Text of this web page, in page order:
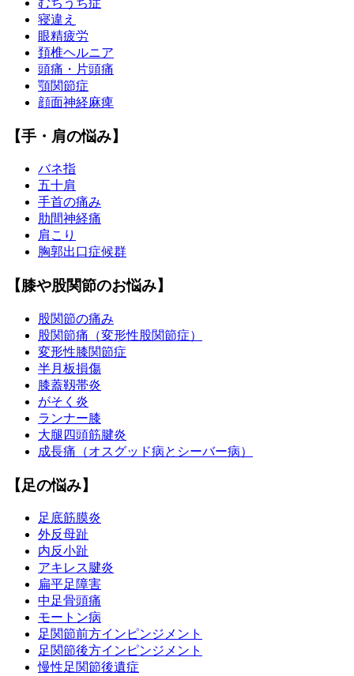
むちうち症
寝違え
眼精疲労
頚椎ヘルニア
頭痛・片頭痛
顎関節症
顔面神経麻痺
【手・肩の悩み】
バネ指
五十肩
手首の痛み
肋間神経痛
肩こり
胸郭出口症候群
【膝や股関節のお悩み】
股関節の痛み
股関節痛（変形性股関節症）
変形性膝関節症
半月板損傷
膝蓋靱帯炎
がそく炎
ランナー膝
大腿四頭筋腱炎
成長痛（オスグッド病とシーバー病）
【足の悩み】
足底筋膜炎
外反母趾
内反小趾
アキレス腱炎
扁平足障害
中足骨頭痛
モートン病
足関節前方インピンジメント
足関節後方インピンジメント
慢性足関節後遺症